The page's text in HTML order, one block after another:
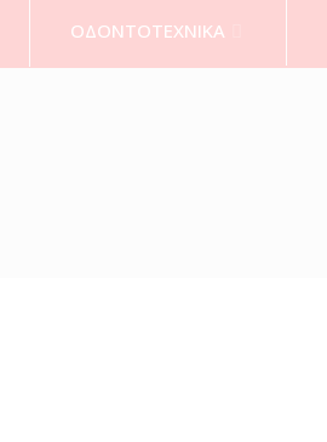
ΟΔΟΝΤΟΤΕΧΝΙΚΑ